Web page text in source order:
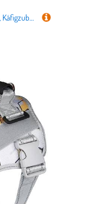
Vogelsitzstange aus Naturholz, Käfigzubehör, ungiftig, für Papageien-Trainingsständer, 19,1 cm, Baumwollseil mit silberfarbenen Vogelsitzen, Naturholz